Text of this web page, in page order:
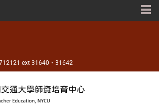
ext 31640、31642